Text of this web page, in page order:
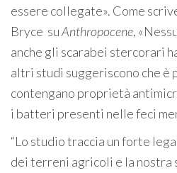
essere collegate». Come
Bryce suAnthropocene,
anche gli scarabei stercorari
altri studi suggeriscono che è
contengano proprietà
i batteri presenti nelle feci
“Lo studio traccia un forte
dei terreni agricoli e la nostra